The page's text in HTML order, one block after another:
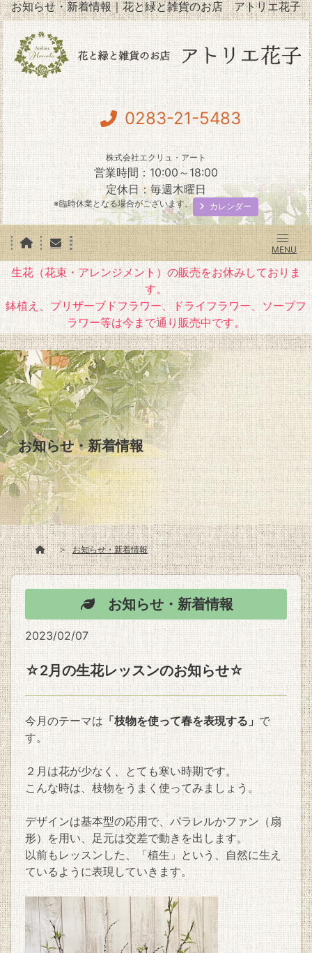
お知らせ・新着情報｜花と緑と雑貨のお店 アトリエ花子
0283-21-5483
株式会社エクリュ・アート
営業時間：10:00～18:00
定休日：毎週木曜日
※臨時休業となる場合がございます。 カレンダー
生花（花束・アレンジメント）の販売をお休みしておりま
す。
鉢植え、プリザーブドフラワー、ドライフラワー、ソープフ
ラワー等は今まで通り販売中です。
お知らせ・新着情報
お知らせ・新着情報
お知らせ・新着情報
2023/02/07
☆2月の生花レッスンのお知らせ☆
今月のテーマは「枝物を使って春を表現する」 で
す。
２月は花が少なく、とても寒い時期です。
こんな時は、枝物をうまく使ってみましょう。
デザインは基本型の応用で、パラレルかファン（扇
形）を用い、足元は交差で動きを出します。
以前もレッスンした、「植生」という、自然に生え
ているように表現していきます。